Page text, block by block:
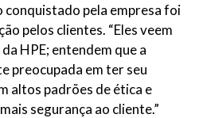
pela empresa foi
pelos clientes. “Eles veem
HPE; entendem que a
preocupada em ter seu
altos padrões de ética e
segurança ao cliente.”